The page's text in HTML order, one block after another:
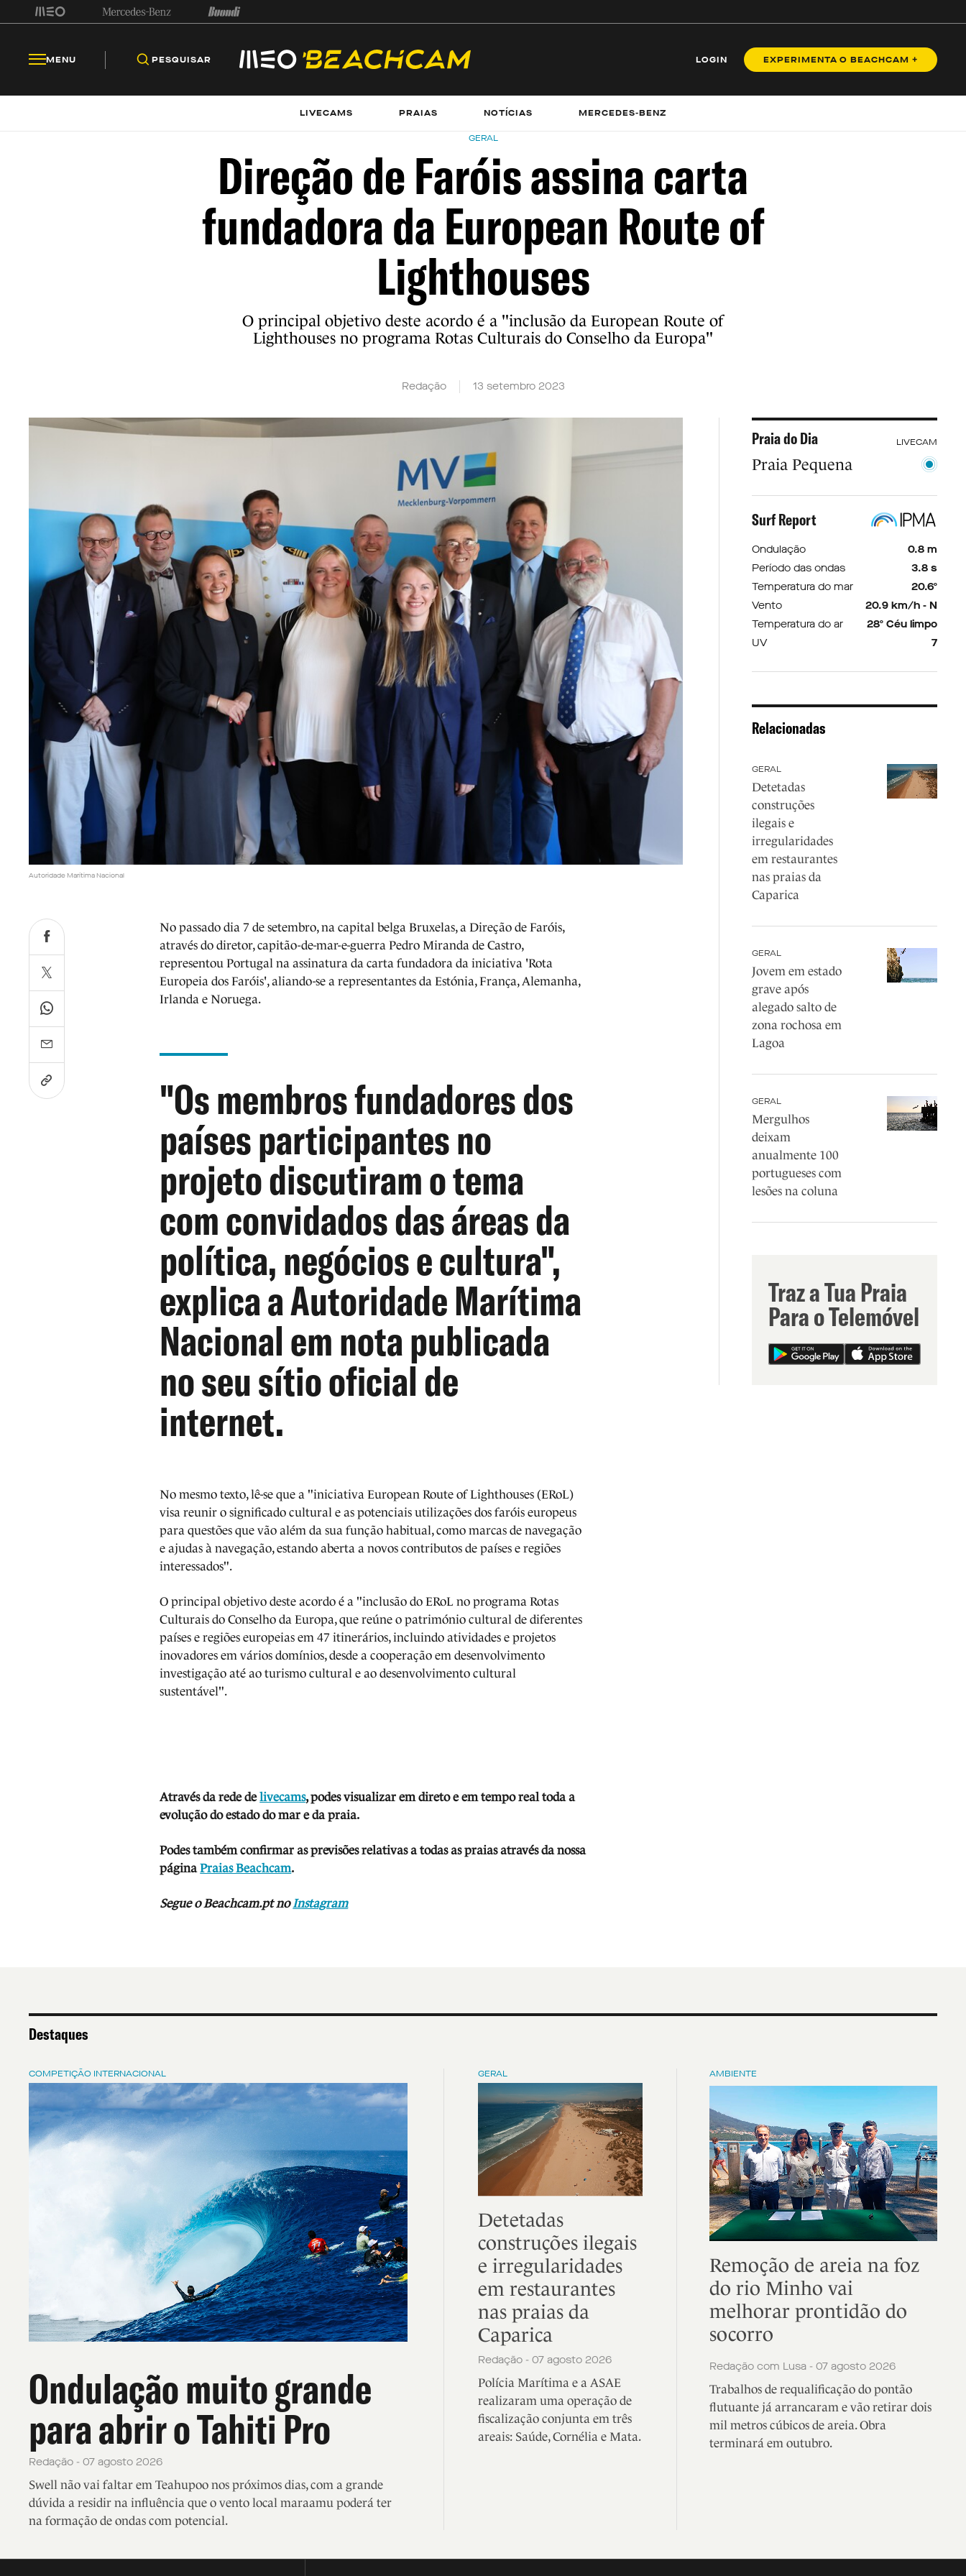
MENU PESQUISAR LOGIN EXPERIMENTA O BEACHCAM +
LIVECAMS PRAIAS NOTÍCIAS MERCEDES-BENZ
GERAL
Direção de Faróis assina carta
fundadora da European Route of
Lighthouses
O principal objetivo deste acordo é a "inclusão da European Route of
Lighthouses no programa Rotas Culturais do Conselho da Europa"
Redação 13 setembro 2023
Autoridade Marítima Nacional
No passado dia 7 de setembro, na capital belga Bruxelas, a Direção de Faróis,
através do diretor, capitão-de-mar-e-guerra Pedro Miranda de Castro,
representou Portugal na assinatura da carta fundadora da iniciativa 'Rota
Europeia dos Faróis', aliando-se a representantes da Estónia, França, Alemanha,
Irlanda e Noruega.
"Os membros fundadores dos
países participantes no
projeto discutiram o tema
com convidados das áreas da
política, negócios e cultura",
explica a Autoridade Marítima
Nacional em nota publicada
no seu sítio oficial de
internet.
No mesmo texto, lê-se que a "iniciativa European Route of Lighthouses (ERoL)
visa reunir o significado cultural e as potenciais utilizações dos faróis europeus
para questões que vão além da sua função habitual, como marcas de navegação
e ajudas à navegação, estando aberta a novos contributos de países e regiões
interessados".
O principal objetivo deste acordo é a "inclusão do ERoL no programa Rotas
Culturais do Conselho da Europa, que reúne o património cultural de diferentes
países e regiões europeias em 47 itinerários, incluindo atividades e projetos
inovadores em vários domínios, desde a cooperação em desenvolvimento
investigação até ao turismo cultural e ao desenvolvimento cultural
sustentável".
Através da rede delivecams, podes visualizar em direto e em tempo real toda a
evolução do estado do mar e da praia.
Podes também confirmar as previsões relativas a todas as praias através da nossa
páginaPraias Beachcam.
Segue o Beachcam.pt no Instagram
Praia do Dia LIVECAM
Praia Pequena
Surf Report
Ondulação
0.8 m
Período das ondas
3.8 s
Temperatura do mar
20.6º
Vento
20.9 km/h - N
Temperatura do ar
28º Céu limpo
UV
7
Relacionadas
GERAL
Detetadas
construções
ilegais e
irregularidades
em restaurantes
nas praias da
Caparica
GERAL
Jovem em estado
grave após
alegado salto de
zona rochosa em
Lagoa
GERAL
Mergulhos
deixam
anualmente 100
portugueses com
lesões na coluna
Traz a Tua Praia
Para o Telemóvel
Destaques
COMPETIÇÃO INTERNACIONAL
Ondulação muito grande
para abrir o Tahiti Pro
Redação - 07 agosto 2026
Swell não vai faltar em Teahupoo nos próximos dias, com a grande
dúvida a residir na influência que o vento local maraamu poderá ter
na formação de ondas com potencial.
GERAL
Detetadas
construções ilegais
e irregularidades
em restaurantes
nas praias da
Caparica
Redação - 07 agosto 2026
Polícia Marítima e a ASAE
realizaram uma operação de
fiscalização conjunta em três
areais: Saúde, Cornélia e Mata.
AMBIENTE
Remoção de areia na foz
do rio Minho vai
melhorar prontidão do
socorro
Redação com Lusa - 07 agosto 2026
Trabalhos de requalificação do pontão
flutuante já arrancaram e vão retirar dois
mil metros cúbicos de areia. Obra
terminará em outubro.